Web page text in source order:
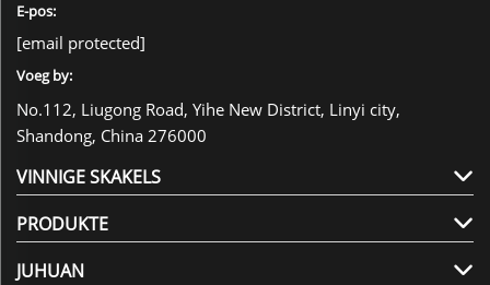
E-pos:
[email protected]
Voeg by:
No.112, Liugong Road, Yihe New District, Linyi city,
Shandong, China 276000
VINNIGE SKAKELS
PRODUKTE
JUHUAN